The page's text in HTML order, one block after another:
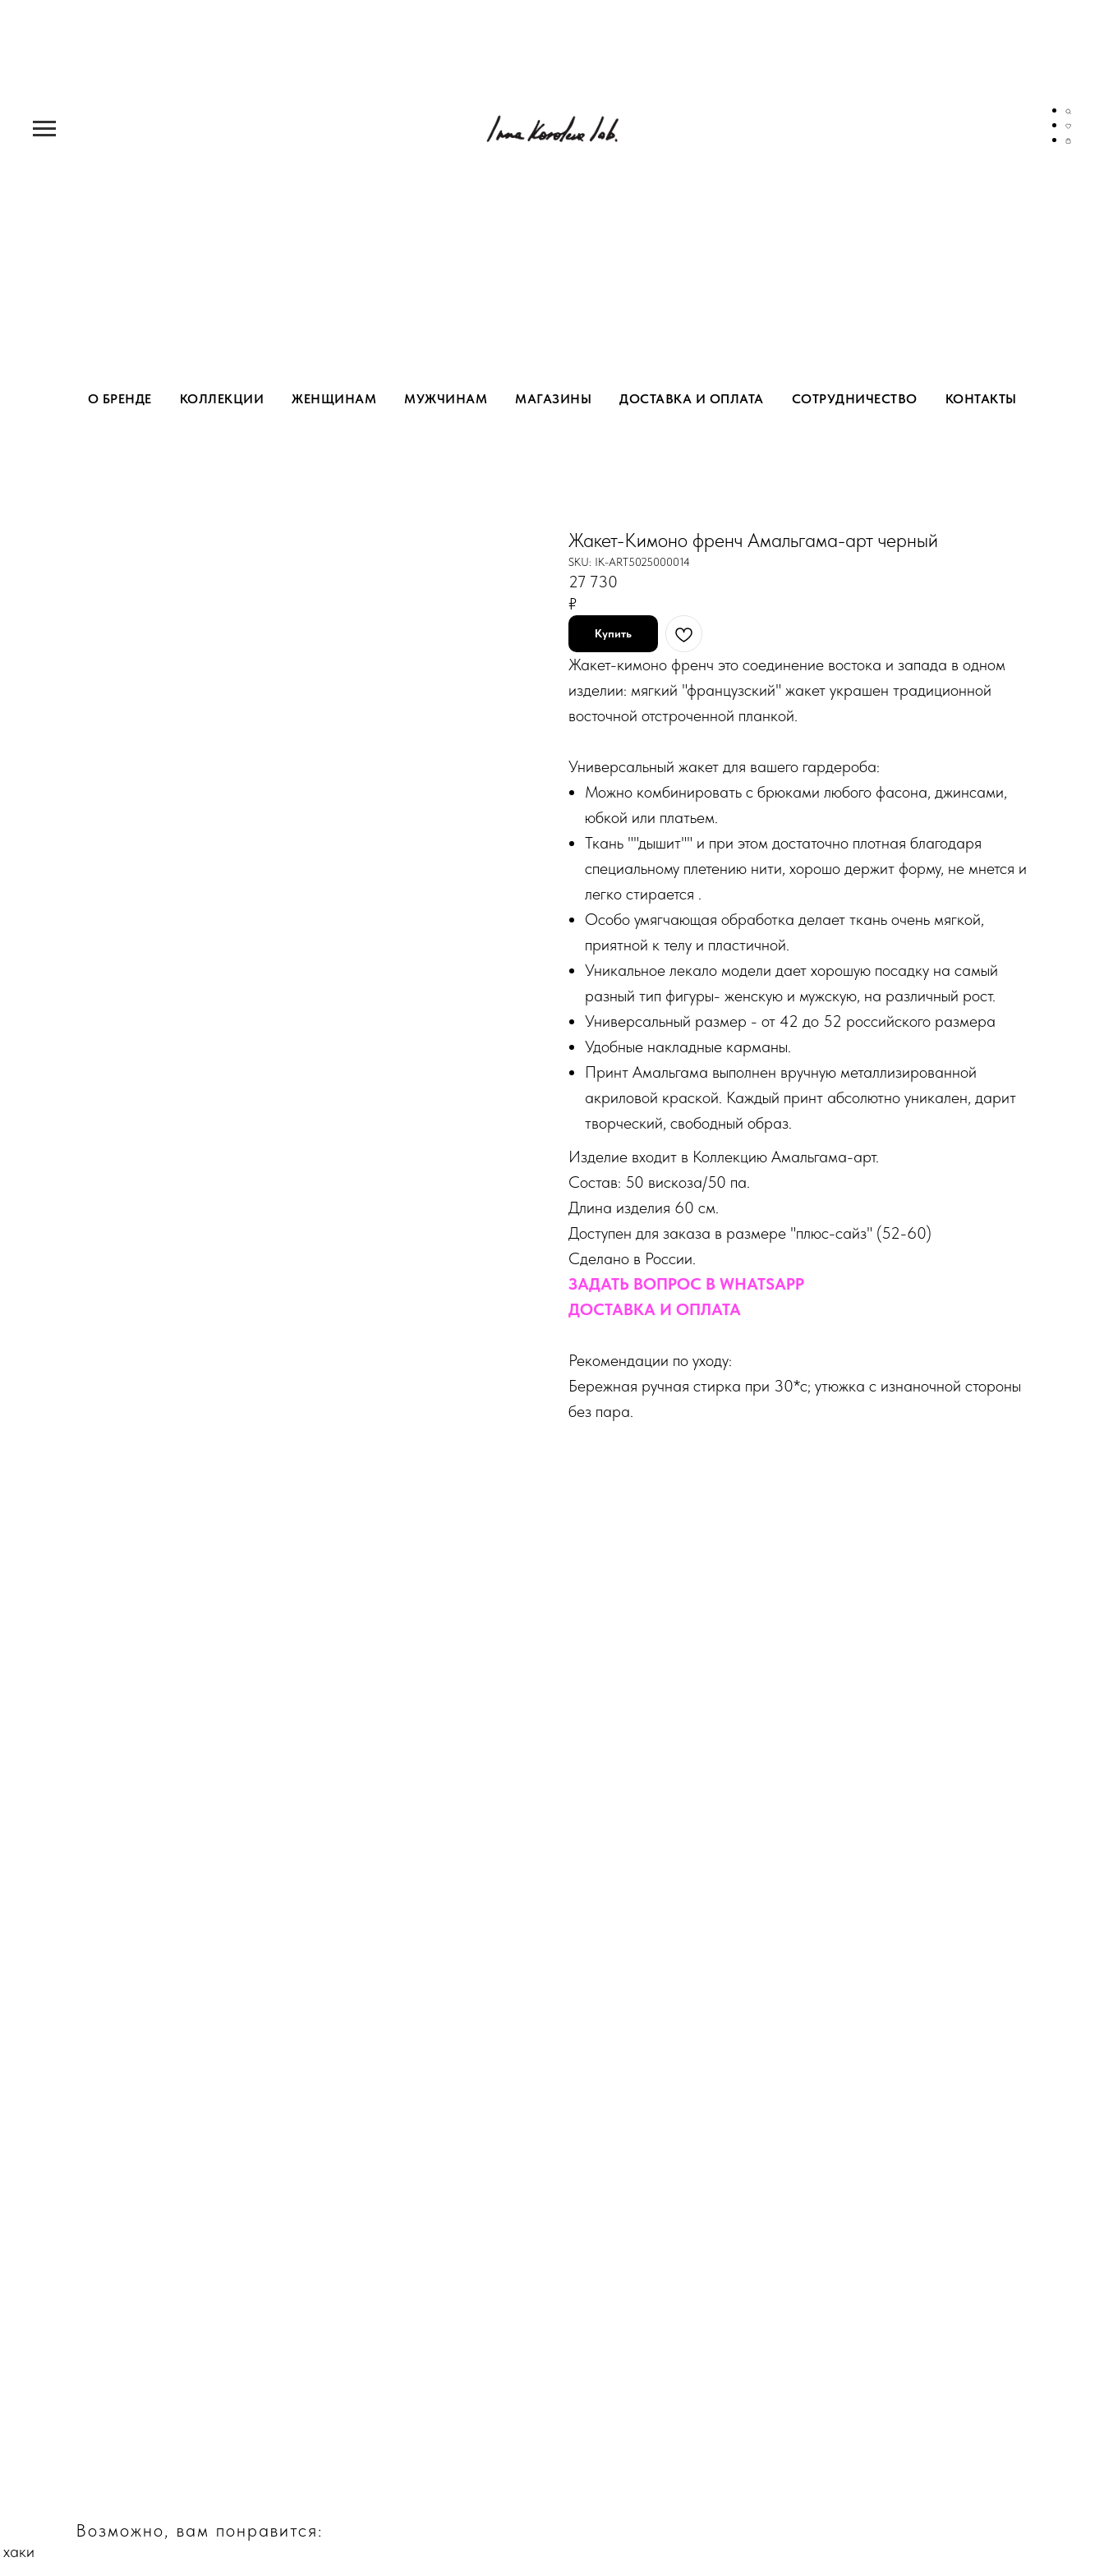
О БРЕНДЕ КОЛЛЕКЦИИ ЖЕНЩИНАМ МУЖЧИНАМ МАГАЗИНЫ ДОСТАВКА И ОПЛАТА СОТРУДНИЧЕСТВО КОНТАКТЫ
Жакет-Кимоно френч Амальгама-арт черный
SKU: IK-ART5025000014
27 730
₽
Купить
Жакет-кимоно френч это соединение востока и запада в одном
изделии: мягкий "французский" жакет украшен традиционной
восточной отстроченной планкой.
Универсальный жакет для вашего гардероба:
Можно комбинировать с брюками любого фасона, джинсами,
юбкой или платьем.
Ткань ""дышит"" и при этом достаточно плотная благодаря
специальному плетению нити, хорошо держит форму, не мнется и
легко стирается .
Особо умягчающая обработка делает ткань очень мягкой,
приятной к телу и пластичной.
Уникальное лекало модели дает хорошую посадку на самый
разный тип фигуры- женскую и мужскую, на различный рост.
Универсальный размер - от 42 до 52 российского размера
Удобные накладные карманы.
Принт Амальгама выполнен вручную металлизированной
акриловой краской. Каждый принт абсолютно уникален, дарит
творческий, свободный образ.
Изделие входит в Коллекцию Амальгама-арт.
Состав: 50 вискоза/50 па.
Длина изделия 60 см.
Доступен для заказа в размере "плюс-сайз" (52-60)
Сделано в России.
ЗАДАТЬ ВОПРОС В WHATSAPP
ДОСТАВКА И ОПЛАТА
Рекомендации по уходу:
Бережная ручная стирка при 30*с; утюжка с изнаночной стороны
без пара.
Возможно, вам понравится: